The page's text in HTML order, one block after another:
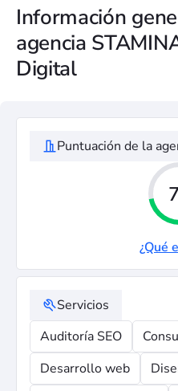
Información
agencia
Digital
Puntuación de la
¿Qué
Servicios
Auditoría SEO
Desarrollo web